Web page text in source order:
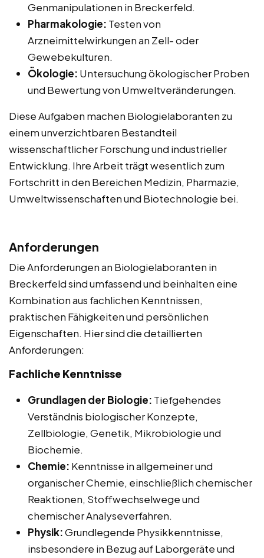
Genmanipulationen in Breckerfeld.
Pharmakologie: Testen von
Arzneimittelwirkungen an Zell- oder
Gewebekulturen.
Ökologie: Untersuchung ökologischer Proben
und Bewertung von Umweltveränderungen.
Diese Aufgaben machen Biologielaboranten zu
einem unverzichtbaren Bestandteil
wissenschaftlicher Forschung und industrieller
Entwicklung. Ihre Arbeit trägt wesentlich zum
Fortschritt in den Bereichen Medizin, Pharmazie,
Umweltwissenschaften und Biotechnologie bei.
Anforderungen
Die Anforderungen an Biologielaboranten in
Breckerfeld sind umfassend und beinhalten eine
Kombination aus fachlichen Kenntnissen,
praktischen Fähigkeiten und persönlichen
Eigenschaften. Hier sind die detaillierten
Anforderungen:
Fachliche Kenntnisse
Grundlagen der Biologie: Tiefgehendes
Verständnis biologischer Konzepte,
Zellbiologie, Genetik, Mikrobiologie und
Biochemie.
Chemie: Kenntnisse in allgemeiner und
organischer Chemie, einschließlich chemischer
Reaktionen, Stoffwechselwege und
chemischer Analyseverfahren.
Physik:Grundlegende Physikkenntnisse,
insbesondere in Bezug auf Laborgeräte und